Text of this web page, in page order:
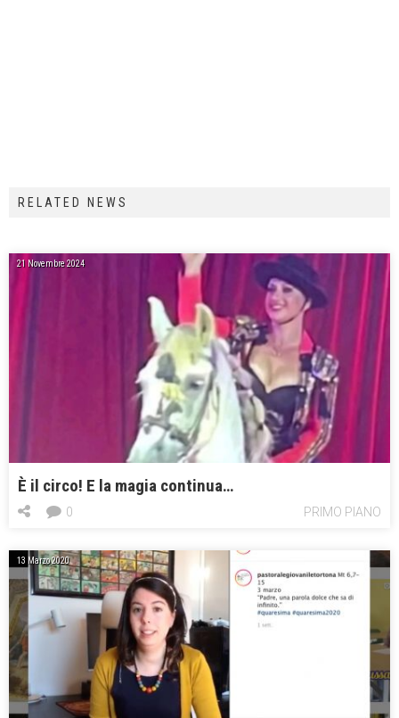
RELATED NEWS
21 Novembre 2024
È il circo! E la magia continua…
PRIMO PIANO
0
13 Marzo 2020